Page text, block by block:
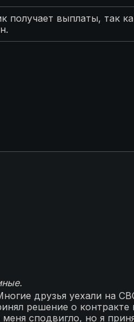
получает выплаты, так
друзья уехали на
решение о контракте
сподвигло, но я